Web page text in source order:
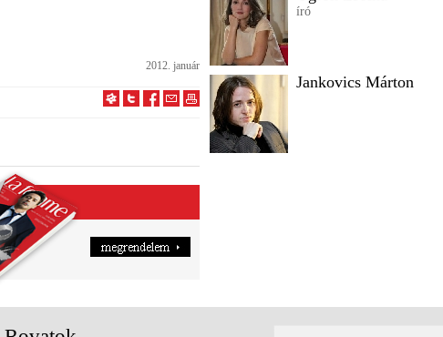
2012. január
író
Jankovics Márton